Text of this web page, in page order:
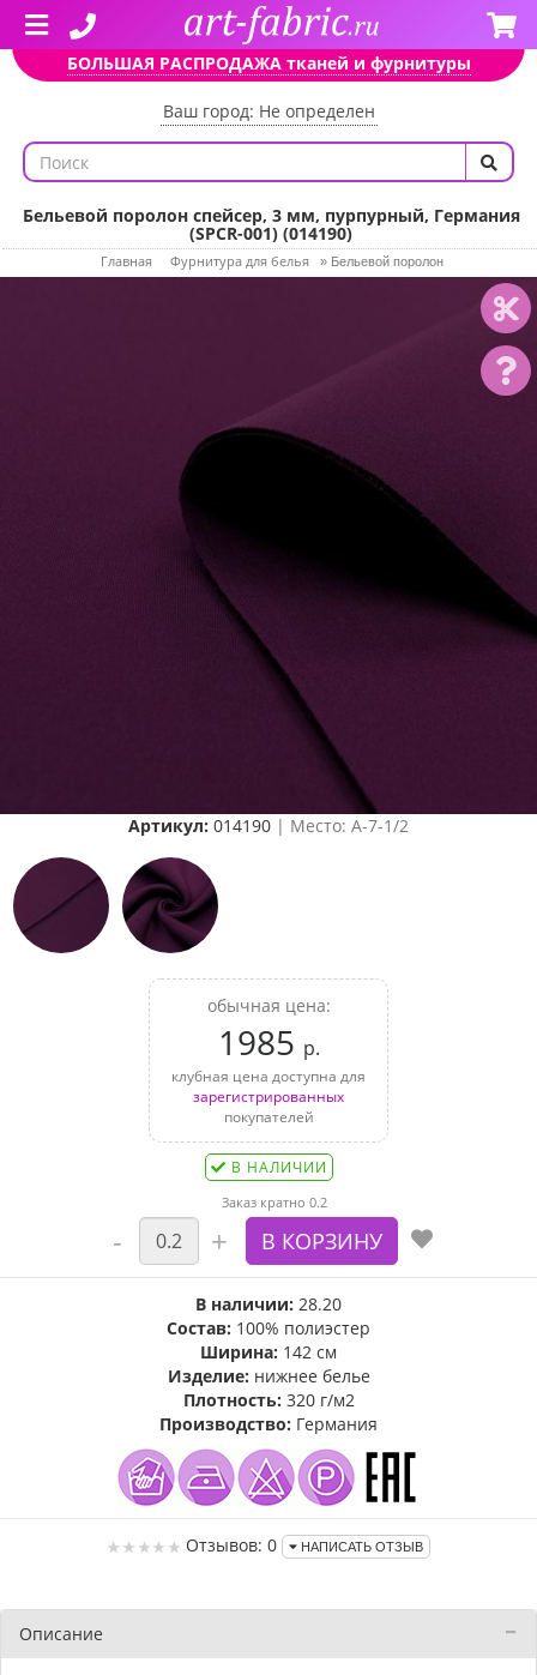
БОЛЬШАЯ РАСПРОДАЖА тканей и фурнитуры
Ваш город: Не определен
Бельевой поролон спейсер, 3 мм, пурпурный, Германия
(SPCR-001) (014190)
Главная Фурнитура для белья » Бельевой поролон
Артикул: 014190 | Место: A-7-1/2
обычная цена:
1985 р.
клубная цена доступна для
зарегистрированных
покупателей
В НАЛИЧИИ
Заказ кратно 0.2
В наличии: 28.20
Состав: 100% полиэстер
Ширина: 142 см
Изделие: нижнее белье
Плотность: 320 г/м2
Производство: Германия
Отзывов: 0 НАПИСАТЬ ОТЗЫВ
Описание